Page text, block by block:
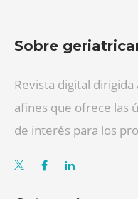
Sobre
Revista digital
afines que ofrece las
de interés para los